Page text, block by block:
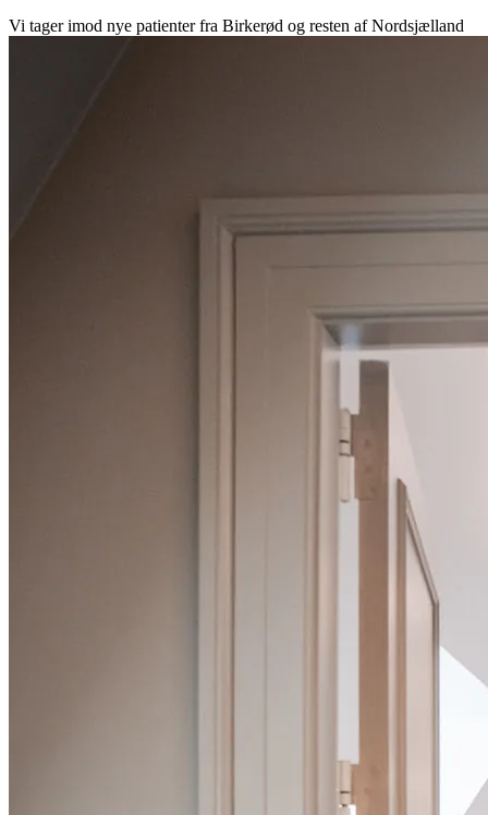
Vi tager imod nye patienter fra Birkerød og resten af Nordsjælland